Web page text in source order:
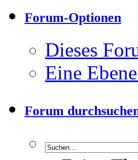
Forum-Optionen
Dieses
Eine
Forum